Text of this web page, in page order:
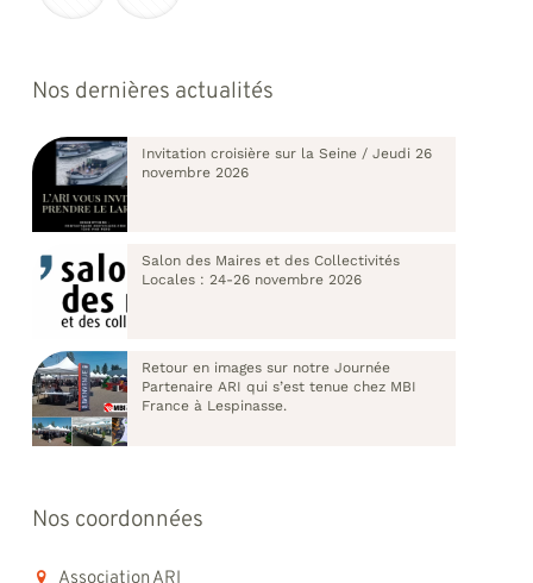
Nos dernières actualités
Invitation croisière sur la Seine / Jeudi 26
novembre 2026
Salon des Maires et des Collectivités
Locales : 24-26 novembre 2026
Retour en images sur notre Journée
Partenaire ARI qui s’est tenue chez MBI
France à Lespinasse.
Nos coordonnées